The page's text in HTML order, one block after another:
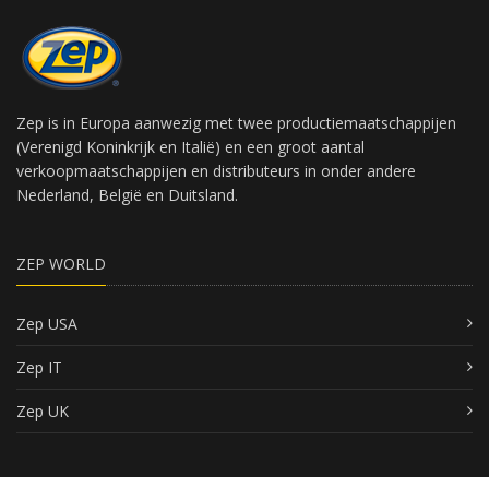
Zep is in Europa aanwezig met twee productiemaatschappijen
(Verenigd Koninkrijk en Italië) en een groot aantal
verkoopmaatschappijen en distributeurs in onder andere
Nederland, België en Duitsland.
ZEP WORLD
Zep USA
Zep IT
Zep UK